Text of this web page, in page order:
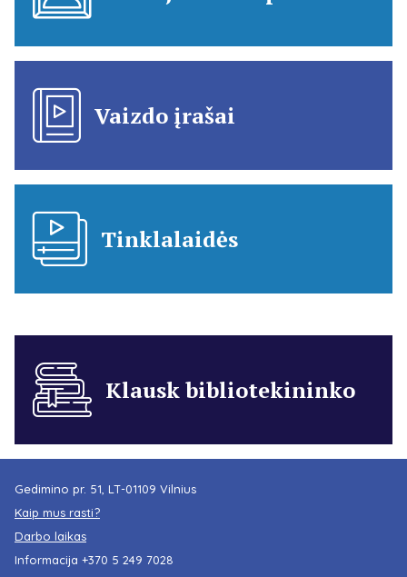
Vaizdo įrašai
Tinklalaidės
Klausk bibliotekininko
Gedimino pr. 51, LT-01109 Vilnius
Kaip mus rasti?
Darbo laikas
Informacija +370 5 249 7028